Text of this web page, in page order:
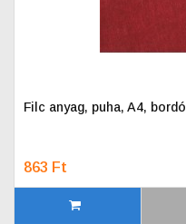
Filc anyag, puha, A4, bordó
863 Ft